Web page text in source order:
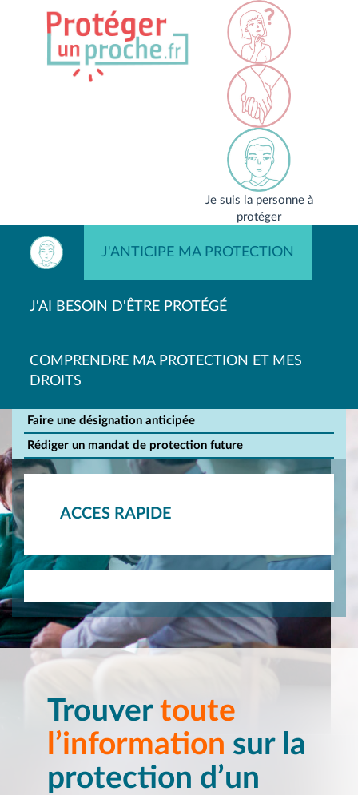
Je suis la personne à
protéger
J'ANTICIPE MA PROTECTION
J'AI BESOIN D'ÊTRE PROTÉGÉ
COMPRENDRE MA PROTECTION ET MES
DROITS
Faire une désignation anticipée
Rédiger un mandat de protection future
ACCES RAPIDE
Trouver toute
l’information sur la
protection d’un